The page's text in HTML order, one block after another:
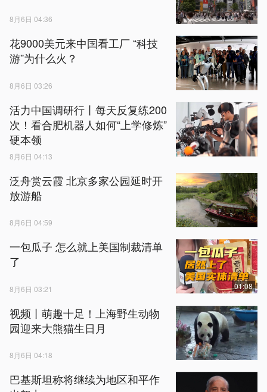
8月6日 04:36
花9000美元来中国看工厂 “科技
游”为什么火？
8月6日 03:26
活力中国调研行丨每天反复练200
次！看合肥机器人如何“上学修炼”
硬本领
8月6日 04:13
泛舟赏云霞 北京多家公园延时开
放游船
8月6日 04:59
一包瓜子 怎么就上美国制裁清单
了
8月6日 03:21 01:08
视频丨萌趣十足！上海野生动物
园迎来大熊猫生日月
8月6日 04:18
巴基斯坦称将继续为地区和平作